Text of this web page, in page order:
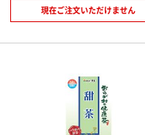
現在ご注文いただけません